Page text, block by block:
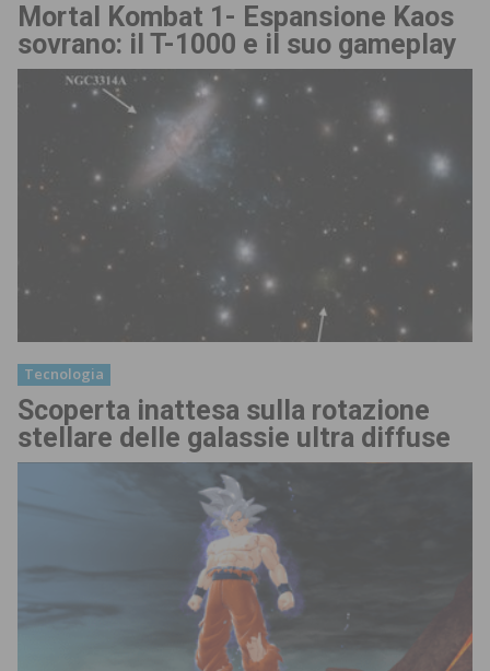
Mortal Kombat 1- Espansione Kaos
sovrano: il T-1000 e il suo gameplay
Tecnologia
Scoperta inattesa sulla rotazione
stellare delle galassie ultra diffuse